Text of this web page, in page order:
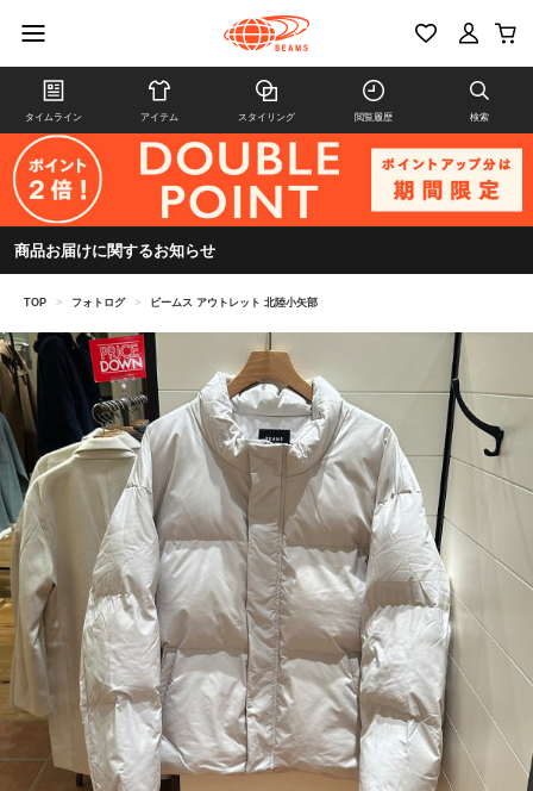
タイムライン アイテム スタイリング 閲覧履歴 検索
商品お届けに関するお知らせ
TOP > フォトログ > ビームス アウトレット 北陸小矢部